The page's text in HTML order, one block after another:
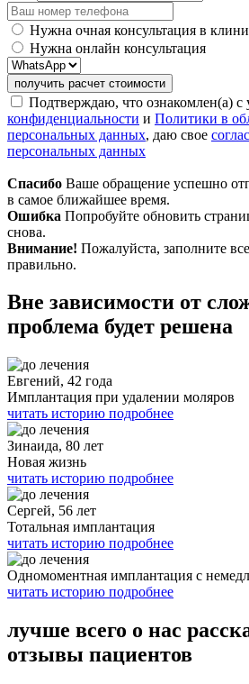
Нужна очная консультация в
Нужна онлайн консультация
получить расчет стоимости
Подтверждаю, что ознакомлен(а) с
конфиденциальности и Политики в
персональных данных, даю свое
персональных данных
Спасибо Ваше обращение успешно
в самое ближайшее время.
Ошибка Попробуйте обновить
снова.
Внимание! Пожалуйста, заполните
правильно.
Вне зависимости от
проблема будет решена
Евгений, 42 года
Имплантация при удалении моляров
читать историю подробнее
Зинаида, 80 лет
Новая жизнь
читать историю подробнее
Сергей, 56 лет
Тотальная имплантация
читать историю подробнее
Одномоментная имплантация с
читать историю подробнее
лучше всего о нас
отзывы пациентов